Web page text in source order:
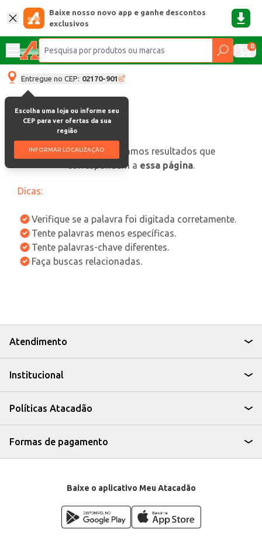
Baixe nosso novo app e ganhe descontos
exclusivos
0
Entregue no CEP: 02170-901
Escolha uma loja ou informe seu
CEP para ver ofertas da sua
região
INFORMAR LOCALIZAÇÃO
oops, não encontramos resultados que
correspondam a essa página.
Dicas:
Verifique se a palavra foi digitada corretamente.
Tente palavras menos específicas.
Tente palavras-chave diferentes.
Faça buscas relacionadas.
Atendimento
Institucional
Políticas Atacadão
Formas de pagamento
Baixe o aplicativo Meu Atacadão